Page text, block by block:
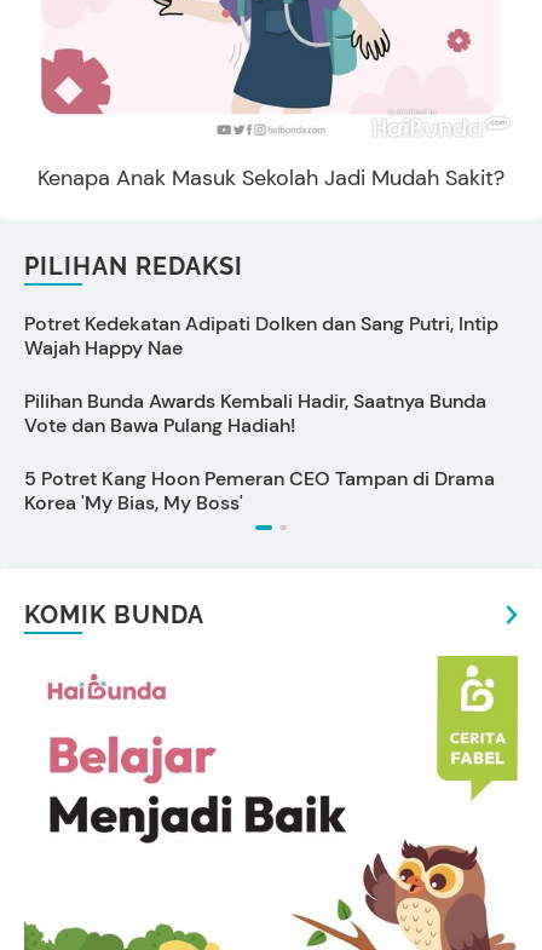
Kenapa Anak Masuk Sekolah Jadi Mudah Sakit?
PILIHAN REDAKSI
Potret Kedekatan Adipati Dolken dan Sang Putri, Intip
Wajah Happy Nae
Pilihan Bunda Awards Kembali Hadir, Saatnya Bunda
Vote dan Bawa Pulang Hadiah!
5 Potret Kang Hoon Pemeran CEO Tampan di Drama
Korea 'My Bias, My Boss'
KOMIK BUNDA